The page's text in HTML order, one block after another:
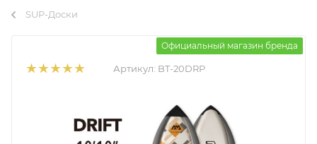
SUP-Доски
Официальный магазин бренда
Артикул: BT-20DRP